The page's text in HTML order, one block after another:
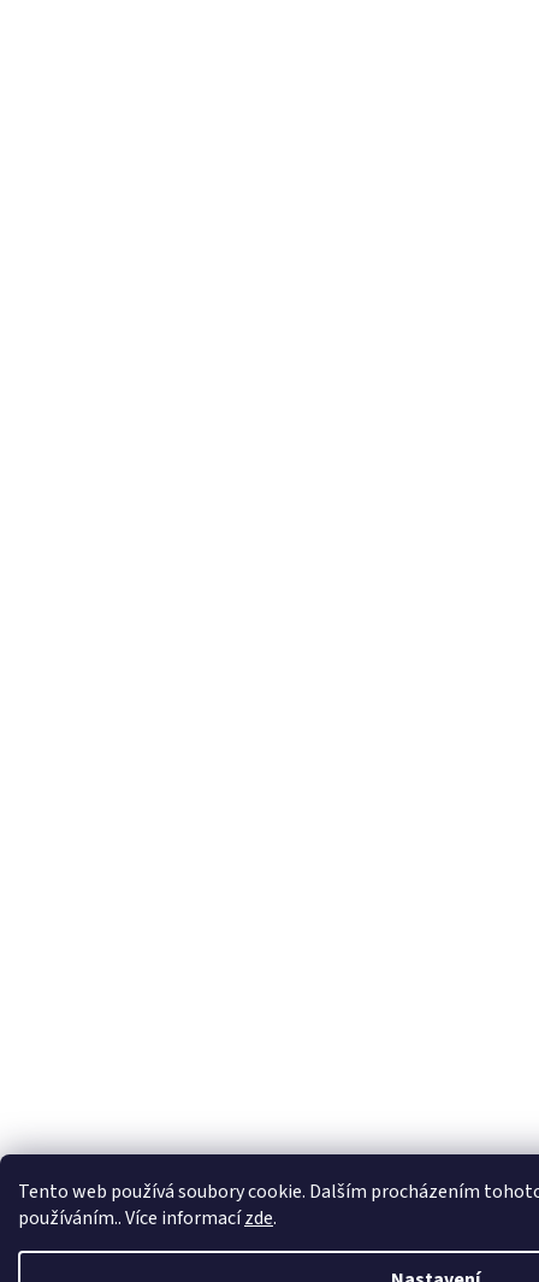
Tento web používá soubory cookie. Dalším procházením
používáním.. Více informacízde.